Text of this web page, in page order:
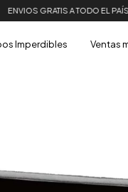
A TODO EL PAÍS 📦 HASTA 6
Imperdibles Ventas